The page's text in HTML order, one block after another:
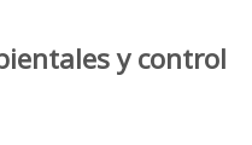
y control